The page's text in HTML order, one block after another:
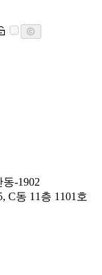
-1902
C동 11층 1101호